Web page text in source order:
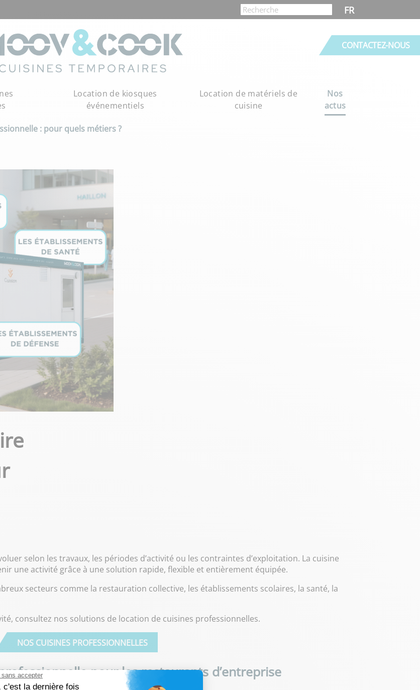
FR
CONTACTEZ-NOUS
Location de kiosques
événementiels
Location de matériels de
cuisine
Nos
actus
: pour quels métiers ?
selon les travaux, les périodes d’activité ou les contraintes d’exploitation. La cuisine
une activité grâce à une solution rapide, flexible et entièrement équipée.
secteurs comme la restauration collective, les établissements scolaires, la santé, la
consultez nos solutions de location de cuisines professionnelles.
NOS CUISINES PROFESSIONNELLES
pour les restaurants d’entreprise